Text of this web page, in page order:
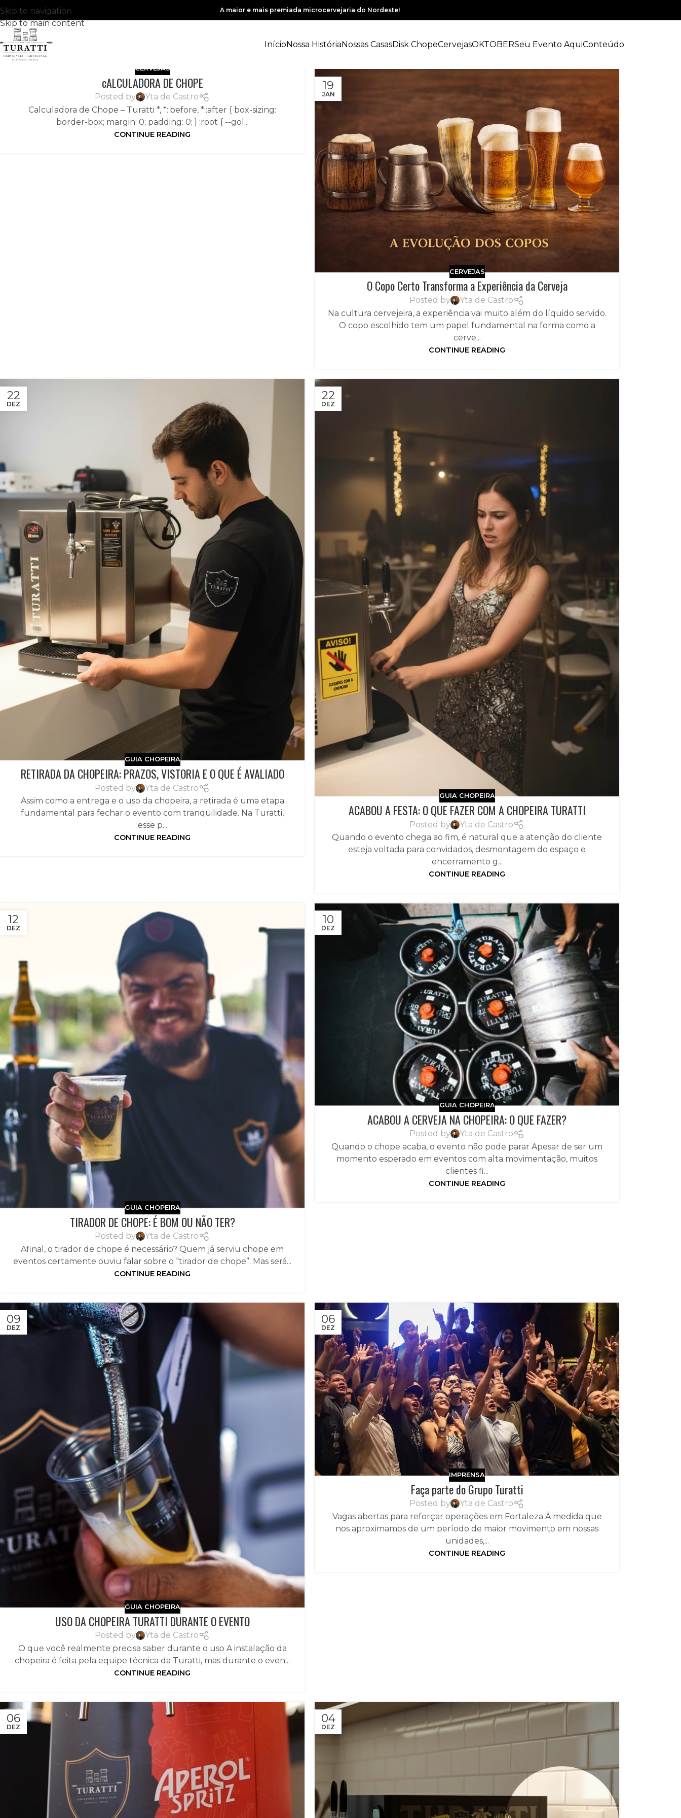
Skip to navigation
Skip to main content
A maior e mais premiada microcervejaria do Nordeste!
InícioNossa HistóriaNossas CasasDisk ChopeCervejasOKTOBERSeu Evento AquiConteúdo
CERVEJAS
cALCULADORA DE CHOPE
Posted by
Yta de Castro
Calculadora de Chope – Turatti *, *::before, *::after { box-sizing:
border-box; margin: 0; padding: 0; } :root { --gol...
CONTINUE READING
19
JAN
CERVEJAS
O Copo Certo Transforma a Experiência da Cerveja
Posted by
Yta de Castro
Na cultura cervejeira, a experiência vai muito além do líquido servido.
O copo escolhido tem um papel fundamental na forma como a
cerve...
CONTINUE READING
22
DEZ
GUIA CHOPEIRA
RETIRADA DA CHOPEIRA: PRAZOS, VISTORIA E O QUE É AVALIADO
Posted by
Yta de Castro
Assim como a entrega e o uso da chopeira, a retirada é uma etapa
fundamental para fechar o evento com tranquilidade. Na Turatti,
esse p...
CONTINUE READING
22
DEZ
GUIA CHOPEIRA
ACABOU A FESTA: O QUE FAZER COM A CHOPEIRA TURATTI
Posted by
Yta de Castro
Quando o evento chega ao fim, é natural que a atenção do cliente
esteja voltada para convidados, desmontagem do espaço e
encerramento g...
CONTINUE READING
12
DEZ
GUIA CHOPEIRA
TIRADOR DE CHOPE: É BOM OU NÃO TER?
Posted by
Yta de Castro
Afinal, o tirador de chope é necessário? Quem já serviu chope em
eventos certamente ouviu falar sobre o “tirador de chope”. Mas será...
CONTINUE READING
10
DEZ
GUIA CHOPEIRA
ACABOU A CERVEJA NA CHOPEIRA: O QUE FAZER?
Posted by
Yta de Castro
Quando o chope acaba, o evento não pode parar Apesar de ser um
momento esperado em eventos com alta movimentação, muitos
clientes fi...
CONTINUE READING
09
DEZ
GUIA CHOPEIRA
USO DA CHOPEIRA TURATTI DURANTE O EVENTO
Posted by
Yta de Castro
O que você realmente precisa saber durante o uso A instalação da
chopeira é feita pela equipe técnica da Turatti, mas durante o even...
CONTINUE READING
06
DEZ
IMPRENSA
Faça parte do Grupo Turatti
Posted by
Yta de Castro
Vagas abertas para reforçar operações em Fortaleza À medida que
nos aproximamos de um período de maior movimento em nossas
unidades,...
CONTINUE READING
06
DEZ
04
DEZ